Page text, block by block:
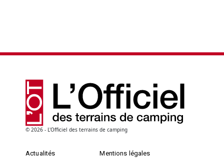
© 2026 - L'Officiel des terrains de camping
Actualités
Mentions légales